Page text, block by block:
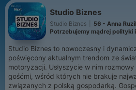
Studio Biznes
Studio Biznes
56 - Anna
Potrzebujemy mądrej polityki
Studio Biznes to nowoczesny i
poświęcony aktualnym trendom ze
motoryzacji. Usłyszycie w nim
gośćmi, wśród których nie brakuje
związanych z polską gospodarką.